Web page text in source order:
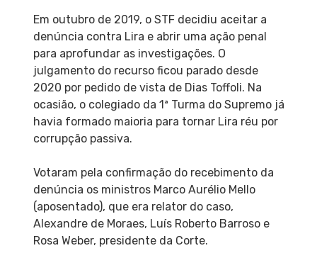
Em outubro de 2019, o STF decidiu aceitar a
denúncia contra Lira e abrir uma ação penal
para aprofundar as investigações. O
julgamento do recurso ficou parado desde
2020 por pedido de vista de Dias Toffoli. Na
ocasião, o colegiado da 1ª Turma do Supremo já
havia formado maioria para tornar Lira réu por
corrupção passiva.
Votaram pela confirmação do recebimento da
denúncia os ministros Marco Aurélio Mello
(aposentado), que era relator do caso,
Alexandre de Moraes, Luís Roberto Barroso e
Rosa Weber, presidente da Corte.